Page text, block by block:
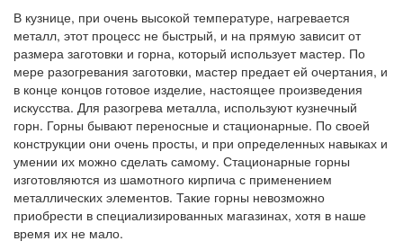
В кузнице, при очень высокой температуре, нагревается
металл, этот процесс не быстрый, и на прямую зависит от
размера заготовки и горна, который использует мастер. По
мере разогревания заготовки, мастер предает ей очертания, и
в конце концов готовое изделие, настоящее произведения
искусства. Для разогрева металла, используют кузнечный
горн. Горны бывают переносные и стационарные. По своей
конструкции они очень просты, и при определенных навыках и
умении их можно сделать самому. Стационарные горны
изготовляются из шамотного кирпича с применением
металлических элементов. Такие горны невозможно
приобрести в специализированных магазинах, хотя в наше
время их не мало.